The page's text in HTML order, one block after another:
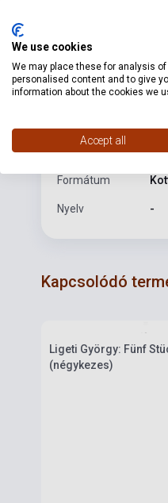
Oldalszám
Kötés
Kiadási év
Formátum
Nyelv -
Kapcsolódó
Ligeti György: Fünf
(négykezes)
We use cookies
We may place these for analysis
personalised content and to give
information about the cookies we
Accept all